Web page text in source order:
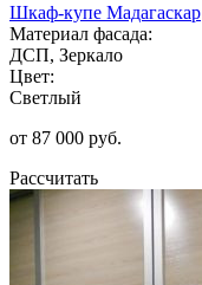
Шкаф-купе Мадагаскар
Материал фасада:
ДСП, Зеркало
Цвет:
Светлый
от 87 000 руб.
Рассчитать